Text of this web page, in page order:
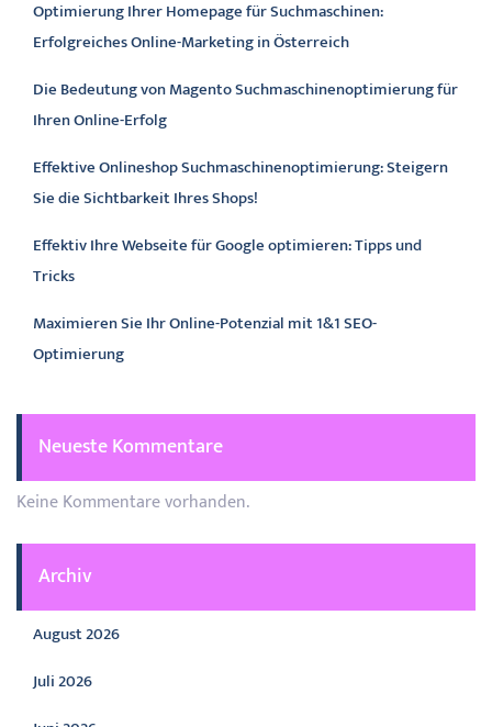
Optimierung Ihrer Homepage für Suchmaschinen:
Erfolgreiches Online-Marketing in Österreich
Die Bedeutung von Magento Suchmaschinenoptimierung für
Ihren Online-Erfolg
Effektive Onlineshop Suchmaschinenoptimierung: Steigern
Sie die Sichtbarkeit Ihres Shops!
Effektiv Ihre Webseite für Google optimieren: Tipps und
Tricks
Maximieren Sie Ihr Online-Potenzial mit 1&1 SEO-
Optimierung
Neueste Kommentare
Keine Kommentare vorhanden.
Archiv
August 2026
Juli 2026